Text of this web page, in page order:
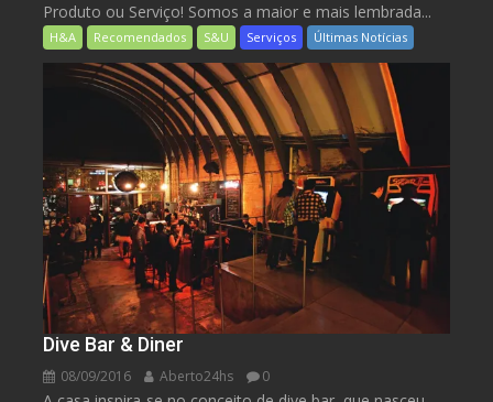
Produto ou Serviço! Somos a maior e mais lembrada...
H&A Recomendados S&U Serviços Últimas Notícias
Dive Bar & Diner
08/09/2016 Aberto24hs 0